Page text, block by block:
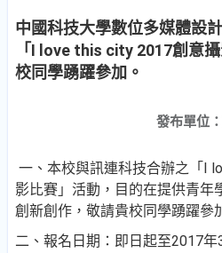
中國科技大學數位多媒體設
「I love this city 2017創意
校同學踴躍參加。
發布單位：
一、本校與訊連科技合辦之「I
影比賽」活動，目的在提供青年
創新創作，敬請貴校同學踴躍參
二、報名日期：即日起至2017